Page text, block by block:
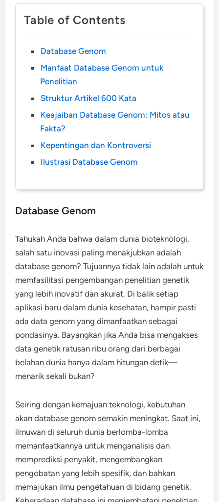
Table of Contents
Database Genom
Manfaat Database Genom untuk
Penelitian
Struktur Artikel 600 Kata
Keajaiban Database Genom: Mitos atau
Fakta?
Kepentingan dan Kontroversi
Ilustrasi Database Genom
Database Genom
Tahukah Anda bahwa dalam dunia bioteknologi,
salah satu inovasi paling menakjubkan adalah
database genom? Tujuannya tidak lain adalah untuk
memfasilitasi pengembangan penelitian genetik
yang lebih inovatif dan akurat. Di balik setiap
aplikasi baru dalam dunia kesehatan, hampir pasti
ada data genom yang dimanfaatkan sebagai
pondasinya. Bayangkan jika Anda bisa mengakses
data genetik ratusan ribu orang dari berbagai
belahan dunia hanya dalam hitungan detik—
menarik sekali bukan?
Seiring dengan kemajuan teknologi, kebutuhan
akan database genom semakin meningkat. Saat ini,
ilmuwan di seluruh dunia berlomba-lomba
memanfaatkannya untuk menganalisis dan
memprediksi penyakit, mengembangkan
pengobatan yang lebih spesifik, dan bahkan
memajukan ilmu pengetahuan di bidang genetik.